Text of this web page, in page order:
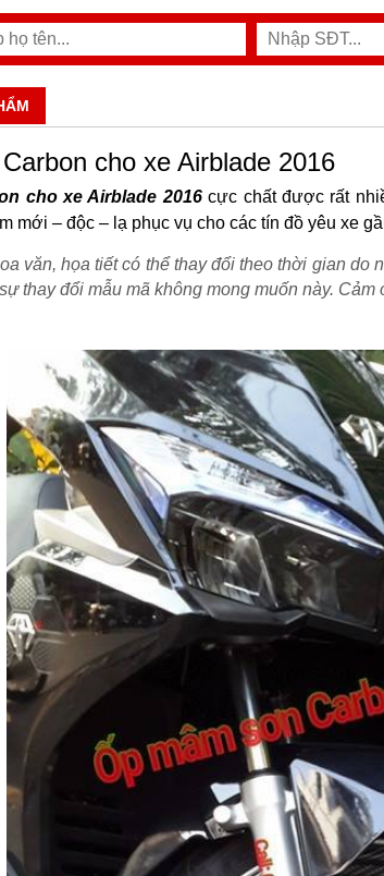
cho xe Airblade 2016
cho xe Airblade 2016cực chất được rất
mới – độc – lạ phục vụ cho các tín đồ yêu xe
văn, họa tiết có thể thay đổi theo thời gian do
thay đổi mẫu mã không mong muốn này. Cảm